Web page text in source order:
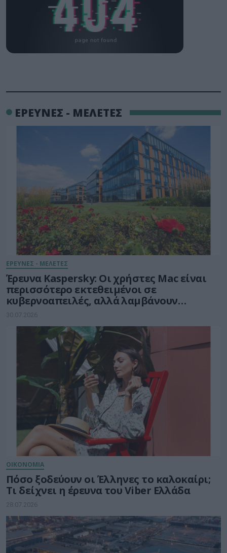
ΕΡΕΥΝΕΣ - ΜΕΛΕΤΕΣ
ΕΡΕΥΝΕΣ - ΜΕΛΕΤΕΣ
Έρευνα Kaspersky: Οι χρήστες Mac είναι
περισσότερο εκτεθειμένοι σε
κυβερνοαπειλές, αλλά λαμβάνουν
λιγότερα μέτρα προστασίας
30.07.2026
ΟΙΚΟΝΟΜΙΑ
Πόσο ξοδεύουν οι Έλληνες το καλοκαίρι;
Τι δείχνει η έρευνα του Viber Ελλάδα
28.07.2026